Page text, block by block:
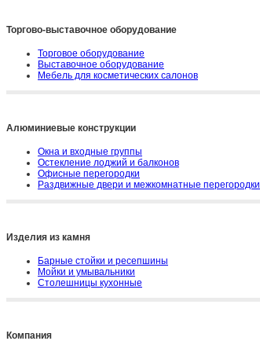
Торгово-выставочное оборудование
Торговое оборудование
Выставочное оборудование
Мебель для косметических салонов
Алюминиевые конструкции
Окна и входные группы
Остекление лоджий и балконов
Офисные перегородки
Раздвижные двери и межкомнатные перегородки
Изделия из камня
Барные стойки и ресепшины
Мойки и умывальники
Столешницы кухонные
Компания